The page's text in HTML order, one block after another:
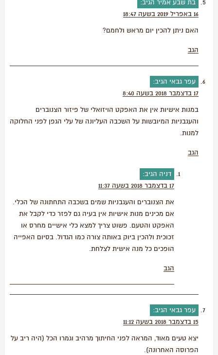
בת שבע אמיר הגיב:
16 באפריל 2019 בשעה 18:47
האם ניתן להכין יום מראש ולחמם?
הגב
עפר גבאי
הגיב:
17 בדצמבר 2018 בשעה 8:40
במנות אישיות אין את האפקט הויזואלי של פיזור הצנוברים
והעגבניות המיובשות על השכבה העליונה של עלי הגפן לפני החלוקה
למנות.
הגב
דניה
הגיב:
17 בדצמבר 2018 בשעה 11:37
את הצנוברים והעגבניות שמים בשכבה התחתונה של הכלי.
אם מכינים מנות אישיות אין בעיה גם לפזר כדי לקבל את
האפקט והטעם. פשוט צריך למצא כלי אישיים מחרס או
זכוכית ולהכין ביוק באותה צורה כמו הגדול. בסיום האפייה
הופכים כל מנה אישית לצלחת.
הגב
עפר גבאי
הגיב:
15 בדצמבר 2018 בשעה 11:12
יצא טעים מאוד, המראה לפני החיתוך מרהיב וגמרו הכל (היה ריב על
הפרוסה האחרונה).